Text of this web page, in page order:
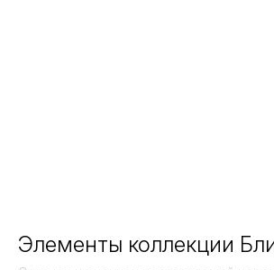
Элементы коллекции